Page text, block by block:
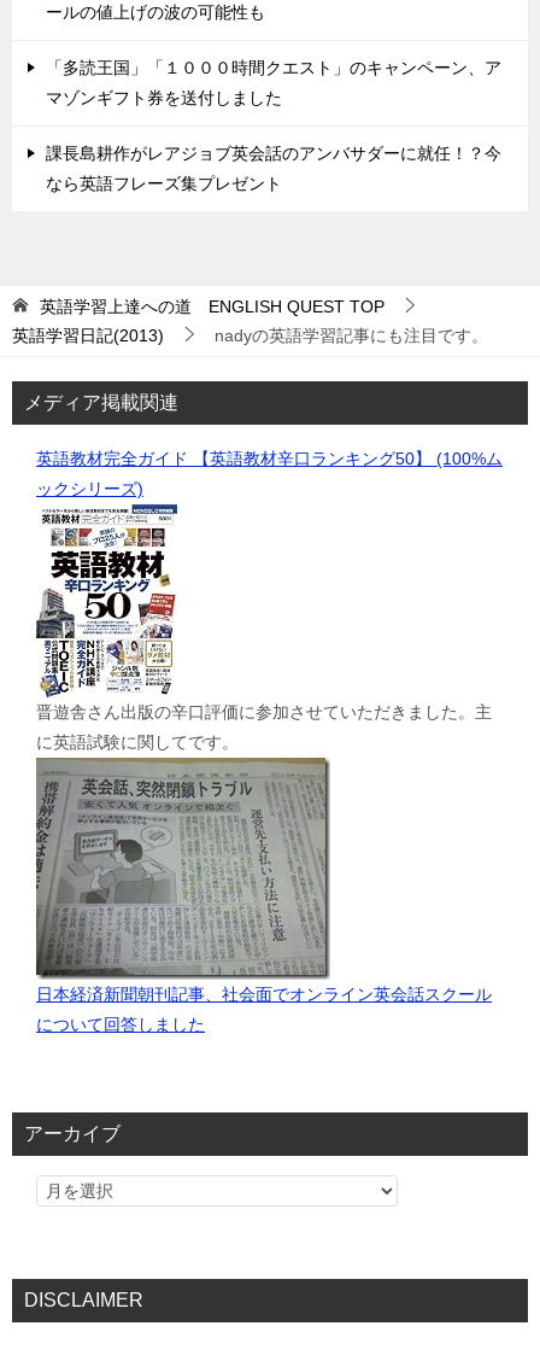
ールの値上げの波の可能性も
「多読王国」「１０００時間クエスト」のキャンペーン、ア
マゾンギフト券を送付しました
課長島耕作がレアジョブ英会話のアンバサダーに就任！？今
なら英語フレーズ集プレゼント
英語学習上達への道 ENGLISH QUEST TOP
英語学習日記(2013)
nadyの英語学習記事にも注目です。
メディア掲載関連
英語教材完全ガイド 【英語教材辛口ランキング50】 (100%ム
ックシリーズ)
晋遊舎さん出版の辛口評価に参加させていただきました。主
に英語試験に関してです。
日本経済新聞朝刊記事、社会面でオンライン英会話スクール
について回答しました
アーカイブ
DISCLAIMER